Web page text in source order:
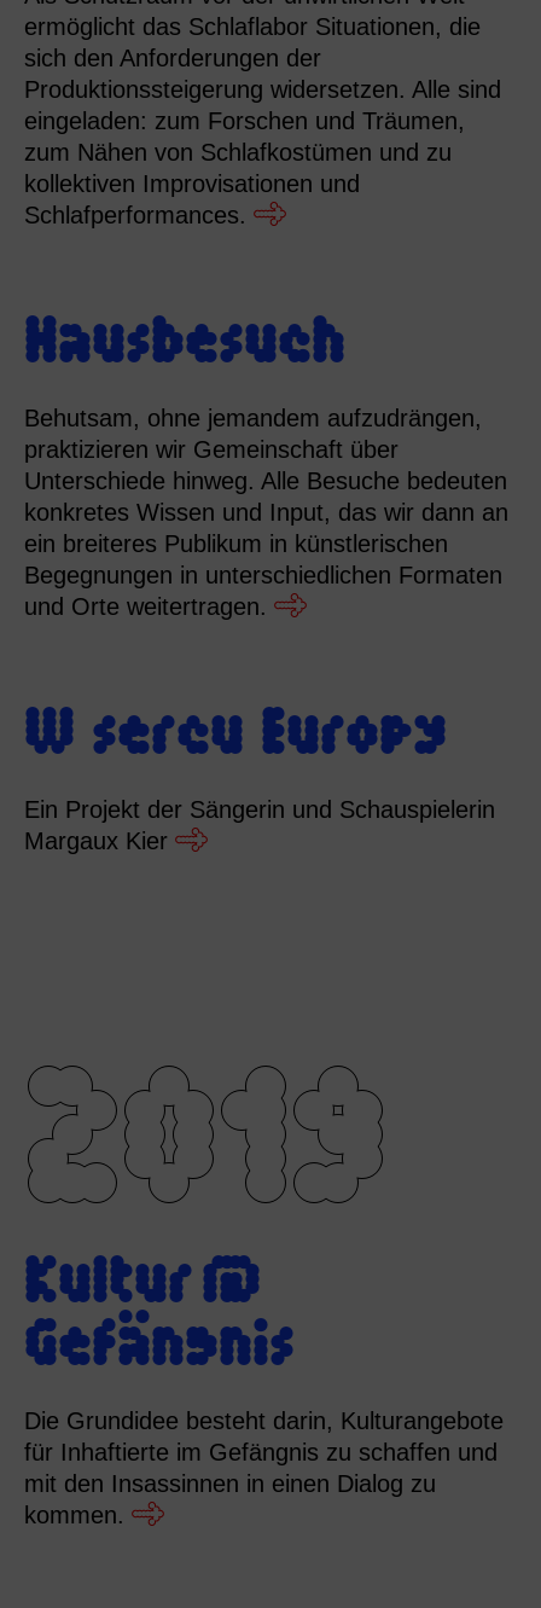
ermöglicht das Schlaflabor Situationen, die
sich den Anforderungen der
Produktionssteigerung widersetzen. Alle sind
eingeladen: zum Forschen und Träumen,
zum Nähen von Schlafkostümen und zu
kollektiven Improvisationen und
Schlafperformances.
Hausbesuch
Behutsam, ohne jemandem aufzudrängen,
praktizieren wir Gemeinschaft über
Unterschiede hinweg. Alle Besuche bedeuten
konkretes Wissen und Input, das wir dann an
ein breiteres Publikum in künstlerischen
Begegnungen in unterschiedlichen Formaten
und Orte weitertragen.
W sercu Europy
Ein Projekt der Sängerin und Schauspielerin
Margaux Kier
2019
Kultur @
Gefängnis
Die Grundidee besteht darin, Kulturangebote
für Inhaftierte im Gefängnis zu schaffen und
mit den Insassinnen in einen Dialog zu
kommen.